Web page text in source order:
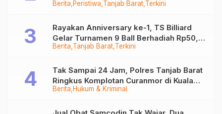
Berita Peristiwa Tanjab Barat Terkini
Sempat Hilang
Berita Tanjab Barat Terkini
Rayakan Anniversary ke-1, TS Billiard
Gelar Turnamen 9 Ball Berhadiah Rp50,8
Juta
Berita Hukum & Kriminal
Tak Sampai 24 Jam, Polres Tanjab Barat
Ringkus Komplotan Curanmor di Kuala
Tungkal